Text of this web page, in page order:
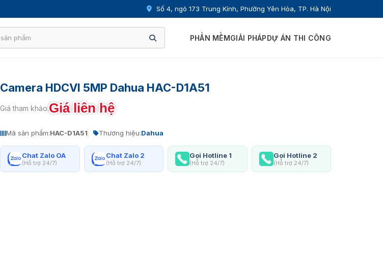
Số 4, ngõ 173 Trung Kính, Phường Yên Hòa, TP. Hà Nội
PHẦN MỀMGIẢI PHÁPDỰ ÁN THI CÔNG
Camera HDCVI 5MP Dahua HAC-D1A51
Giá tham khảo:Giá liên hệ
Mã sản phẩm:HAC-D1A51 Thương hiệu:Dahua
Chat Zalo OA
(Hỗ trợ 24/7)
Chat Zalo 2
(Hỗ trợ 24/7)
Gọi Hotline 1
(Hỗ trợ 24/7)
Gọi Hotline 2
(Hỗ trợ 24/7)